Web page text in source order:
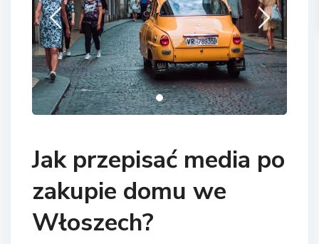
Jak przepisać media po
zakupie domu we
Włoszech?